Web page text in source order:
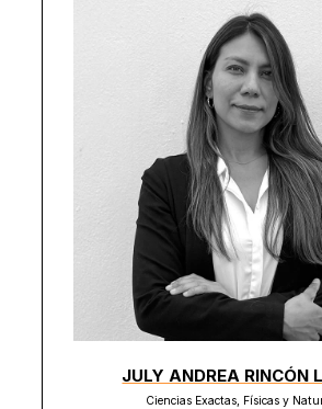
JULY ANDREA RINCÓN
Ciencias Exactas, Físicas y